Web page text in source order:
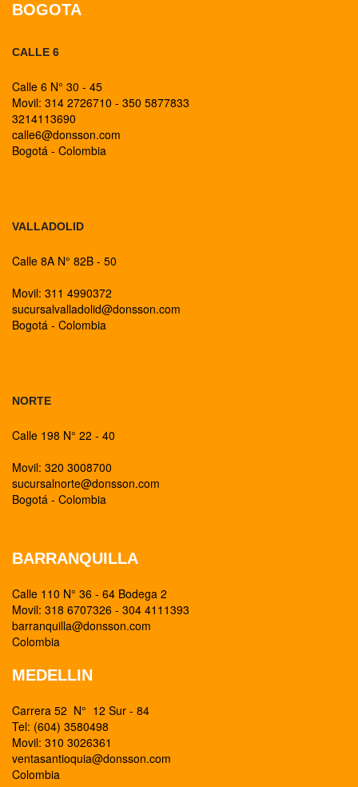
BOGOTA
CALLE 6
Calle 6 N° 30 - 45
Movil: 314 2726710 - 350 5877833
3214113690
calle6@donsson.com
Bogotá - Colombia
VALLADOLID
Calle 8A N° 82B - 50
Movil: 311 4990372
sucursalvalladolid@donsson.com
Bogotá - Colombia
NORTE
Calle 198 N° 22 - 40
Movil: 320 3008700
sucursalnorte@donsson.com
Bogotá - Colombia
BARRANQUILLA
Calle 110 N° 36 - 64 Bodega 2
Movil: 318 6707326 - 304 4111393
barranquilla@donsson.com
Colombia
MEDELLIN
Carrera 52 N° 12 Sur - 84
Tel: (604) 3580498
Movil: 310 3026361
ventasantioquia@donsson.com
Colombia